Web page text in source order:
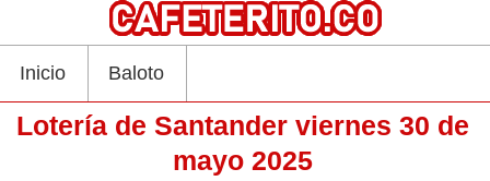
Inicio Baloto
Lotería de Santander viernes 30 de
mayo 2025